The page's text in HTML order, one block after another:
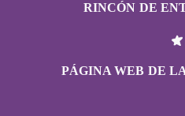
RINCÓN DE
PÁGINA WEB DE